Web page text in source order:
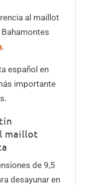
al maillot
.
español en
importante
maillot
de 9,5
desayunar en